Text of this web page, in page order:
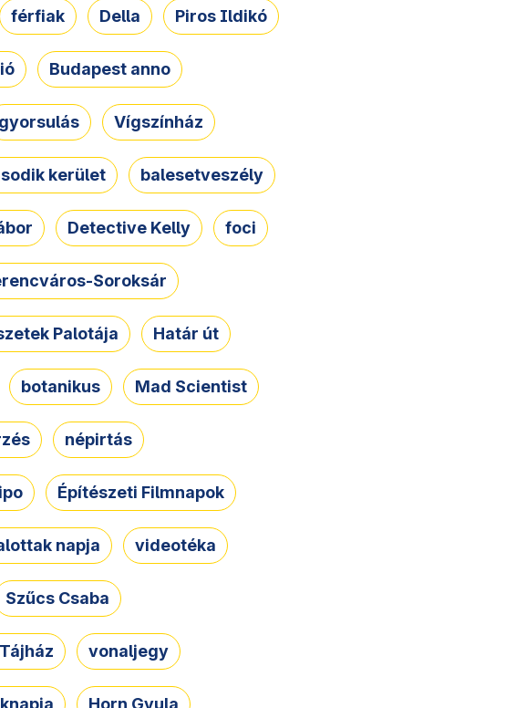
férfiak Della Piros Ildikó
Budapest anno
gyorsulás Vígszínház
kerület balesetveszély
Detective Kelly foci
Soroksár
Palotája Határ út
botanikus Mad Scientist
népirtás
Építészeti Filmnapok
napja videotéka
Szűcs Csaba
vonaljegy
Horn Gyula